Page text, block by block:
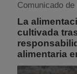
Comunicado de
La
cultivada
alimentaria